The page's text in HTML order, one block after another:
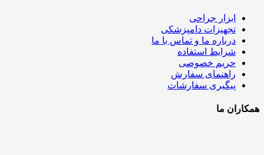
ابزار جراحی
تجهیزات دامپزشکی
درباره ما و تماس با ما
شرایط استفاده
حریم خصوصی
راهنمای سفارش
پیگیری سفارشات
همکاران ما